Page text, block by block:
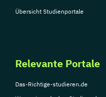
Übersicht Studienportale
Relevante Portale
Das-Richtige-studieren.de